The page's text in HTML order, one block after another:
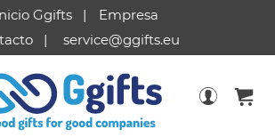
Ggifts
Empresa
service@ggifts.eu